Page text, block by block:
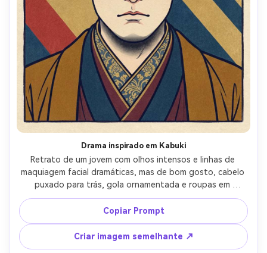
Drama inspirado em Kabuki
Retrato de um jovem com olhos intensos e linhas de
maquiagem facial dramáticas, mas de bom gosto, cabelo
puxado para trás, gola ornamentada e roupas em
camadas, fundo de listras diagonais ousadas e uma
pequena forma semelhante a uma cartucha, contornos
esculpidos nítidos, cores planas com sombra bokashi sob
a mandíbula, washi texturizado, humor teatral com
expressão controlada, equilíbrio de impressão clássico,
Copiar Prompt
Criar imagem semelhante ↗
Crie imagens com
IA sem limites.
100% grátis!
Comece Grátis →